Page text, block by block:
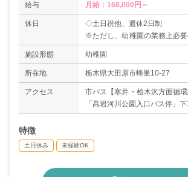
給与 月給：168,000円～
休日
◇土日祝他、週休2日制
※ただし、幼稚園の業務上必要
外又は、休日に勤務あり
※土曜は交代勤務
◇年末年始休暇
◇有給休暇（6ヶ月経過後10日
施設形態 幼稚園
所在地 栃木県大田原市蜂巣10-27
アクセス
市バス【寒井・桧木沢方面循
「高岩河川公園入口バス停」
特徴
土日休み 未経験OK